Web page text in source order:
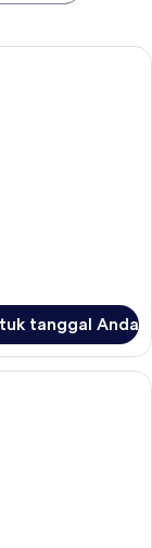
Ondol (1F) | Seprai
tanggal Anda
Double | Seprai